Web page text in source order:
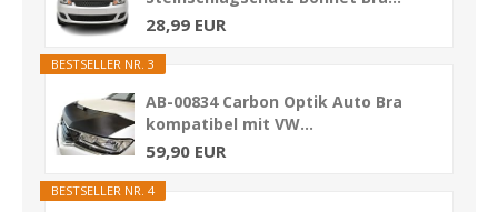
28,99 EUR
BESTSELLER NR. 3
AB-00834 Carbon Optik Auto Bra
kompatibel mit VW...
59,90 EUR
BESTSELLER NR. 4